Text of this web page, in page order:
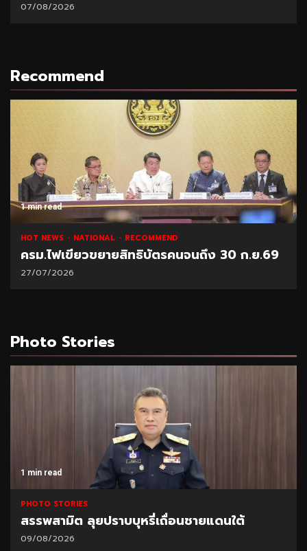
07/08/2026
Recommend
1 min read
HOT NEWS NATIONAL RECOMMEND
ครม.ไฟเขียวขยายสิทธิบัตรคนจนถึง 30 ก.ย.69
27/07/2026
Photo Stories
1 min read
PHOTO STORIES
สรรพสามิต ลุยปราบบุหรี่เถื่อนชายแดนใต้
09/08/2026